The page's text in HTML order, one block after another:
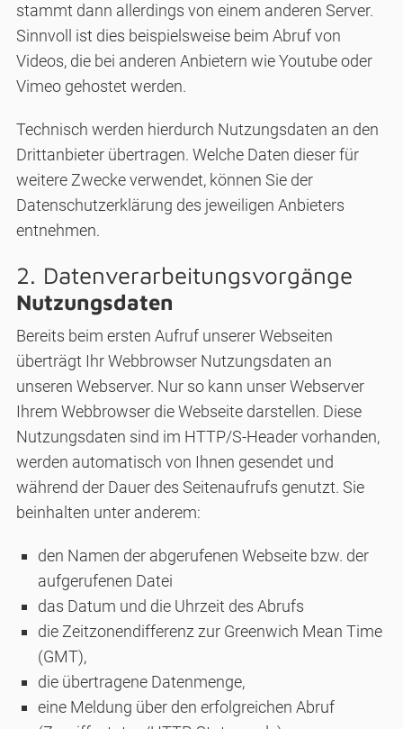
stammt dann allerdings von einem anderen Server.
Sinnvoll ist dies beispielsweise beim Abruf von
Videos, die bei anderen Anbietern wie Youtube oder
Vimeo gehostet werden.
Technisch werden hierdurch Nutzungsdaten an den
Drittanbieter übertragen. Welche Daten dieser für
weitere Zwecke verwendet, können Sie der
Datenschutzerklärung des jeweiligen Anbieters
entnehmen.
2. Daten­verarbeitungs­vorgänge
Nutzungsdaten
Bereits beim ersten Aufruf unserer Webseiten
überträgt Ihr Webbrowser Nutzungsdaten an
unseren Webserver. Nur so kann unser Webserver
Ihrem Webbrowser die Webseite darstellen. Diese
Nutzungsdaten sind im HTTP/S-Header vorhanden,
werden automatisch von Ihnen gesendet und
während der Dauer des Seitenaufrufs genutzt. Sie
beinhalten unter anderem:
den Namen der abgerufenen Webseite bzw. der
aufgerufenen Datei
das Datum und die Uhrzeit des Abrufs
die Zeitzonendifferenz zur Greenwich Mean Time
(GMT),
die übertragene Datenmenge,
eine Meldung über den erfolgreichen Abruf